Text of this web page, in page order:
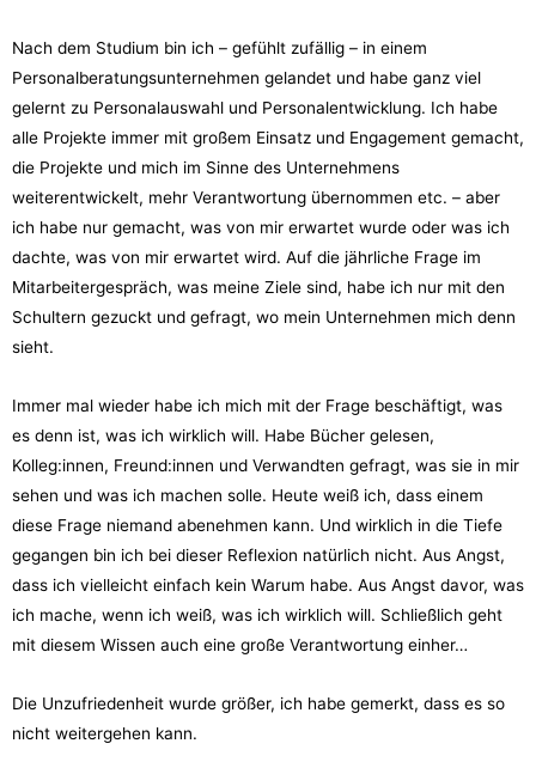
Nach dem Studium bin ich – gefühlt zufällig – in einem
Personalberatungsunternehmen gelandet und habe ganz viel
gelernt zu Personalauswahl und Personalentwicklung. Ich habe
alle Projekte immer mit großem Einsatz und Engagement gemacht,
die Projekte und mich im Sinne des Unternehmens
weiterentwickelt, mehr Verantwortung übernommen etc. – aber
ich habe nur gemacht, was von mir erwartet wurde oder was ich
dachte, was von mir erwartet wird. Auf die jährliche Frage im
Mitarbeitergespräch, was meine Ziele sind, habe ich nur mit den
Schultern gezuckt und gefragt, wo mein Unternehmen mich denn
sieht.
Immer mal wieder habe ich mich mit der Frage beschäftigt, was
es denn ist, was ich wirklich will. Habe Bücher gelesen,
Kolleg:innen, Freund:innen und Verwandten gefragt, was sie in mir
sehen und was ich machen solle. Heute weiß ich, dass einem
diese Frage niemand abenehmen kann. Und wirklich in die Tiefe
gegangen bin ich bei dieser Reflexion natürlich nicht. Aus Angst,
dass ich vielleicht einfach kein Warum habe. Aus Angst davor, was
ich mache, wenn ich weiß, was ich wirklich will. Schließlich geht
mit diesem Wissen auch eine große Verantwortung einher…
Die Unzufriedenheit wurde größer, ich habe gemerkt, dass es so
nicht weitergehen kann.